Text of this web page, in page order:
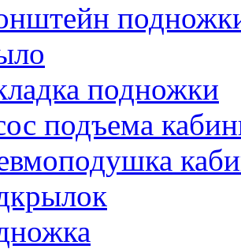
подножки
подъема